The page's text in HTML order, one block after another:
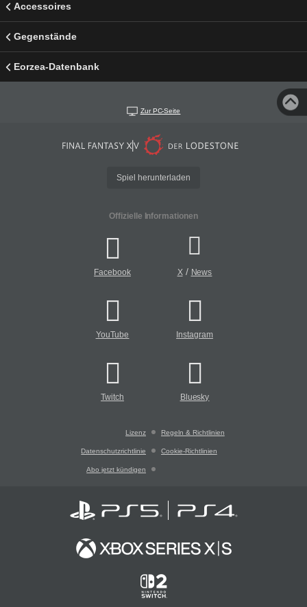
Accessoires
Gegenstände
Eorzea-Datenbank
Zur PC-Seite
Spiel herunterladen
Offizielle Informationen
Facebook X/ News
YouTube Instagram
Twitch Bluesky
Lizenz Regeln & Richtlinien
Datenschutzrichtlinie Cookie-Richtlinien
Abo jetzt kündigen